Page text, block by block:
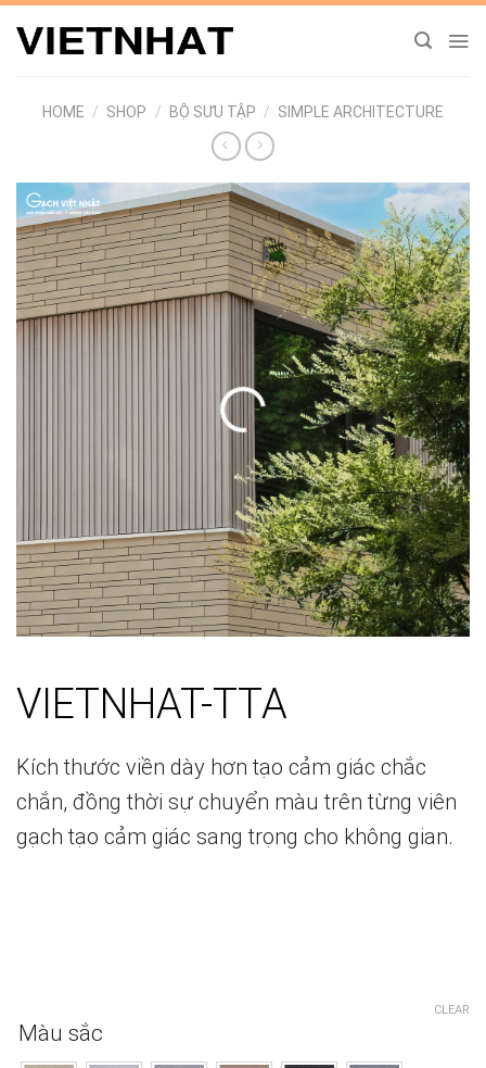
Chuyển
đến
HOME / SHOP / BỘ SƯU TẬP / SIMPLE ARCHITECTURE
VIETNHAT-TTA
Kích thước viền dày hơn tạo cảm giác chắc
chắn, đồng thời sự chuyển màu trên từng viên
gạch tạo cảm giác sang trọng cho không gian.
Màu sắc
CLEAR